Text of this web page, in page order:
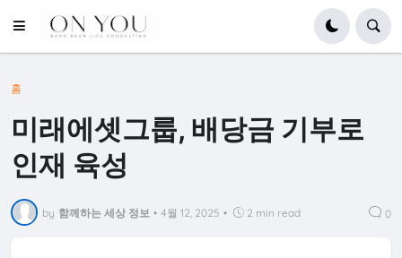
홈
미래에셋그룹, 배당금 기부로
인재 육성
by 함께하는 세상 정보 • 4월 12, 2025 • 2 min read 0